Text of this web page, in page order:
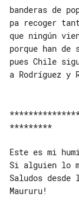
banderas de
pa recoger
que ningún
porque han de
pues Chile
a Rodríguez y
*********
Este es mi
Si alguien lo
Saludos
Maururu!